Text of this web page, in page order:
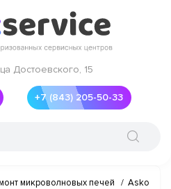
Достоевского, 15
+7 (843) 205-50-33
микроволновых печей / Asko